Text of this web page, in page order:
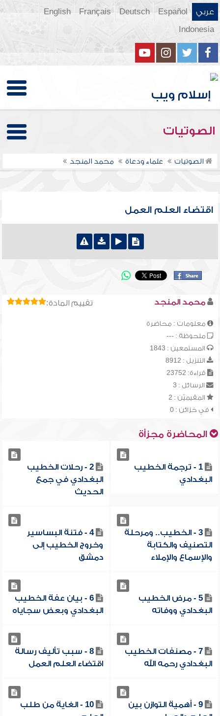
عربي Español
Deutsch
Français
English
Indonesia
الصوتيات
الصوتيات علماء ودعاة محمد المنجد
اقتضاء العلم العمل
تقييم المادة: محمد المنجد
معلومات : محاضرة
ملحوظة : ---
المستمعين : 1843
التنزيل : 8912
قراءة: 23752
الرسائل : 3
المقيميّن : 2
في خزائن : 0
المحاضرة مجزأة
1 - ترجمة الخطيب
البغدادي
2 - رحلات الخطيب
البغدادي في جمع
الحديث
3 - الخطيب.. ومرحلة
التصنيف والكتابة
والإسماع والإملاء
4 - فتنة البساسير
وخروج الخطيب إلى
دمشق
5 - مرض الخطيب
البغدادي ووفاته
6 - بيان عفة الخطيب
البغدادي وبعض سجاياه
7 - مصنفات الخطيب
البغدادي رحمه الله
8 - سبب تأليف رسالة
اقتضاء العلم العمل
9 - أهمية التوازن بين
10 - الغاية من طلب